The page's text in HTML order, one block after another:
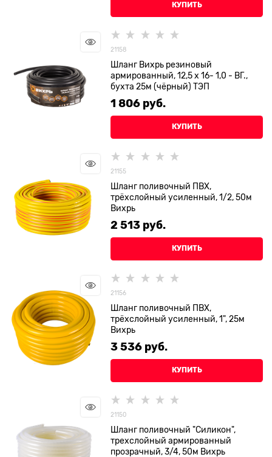
КУПИТЬ
21158
Шланг Вихрь резиновый
армированный, 12,5 х 16- 1,0 - ВГ.,
бухта 25м (чёрный) ТЭП
1 806 руб.
КУПИТЬ
21155
Шланг поливочный ПВХ,
трёхслойный усиленный, 1/2, 50м
Вихрь
2 513 руб.
КУПИТЬ
21156
Шланг поливочный ПВХ,
трёхслойный усиленный, 1", 25м
Вихрь
3 536 руб.
КУПИТЬ
21150
Шланг поливочный "Силикон",
трехслойный армированный
прозрачный, 3/4, 50м Вихрь